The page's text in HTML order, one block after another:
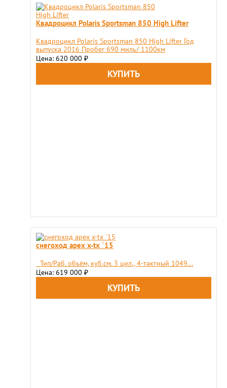
Квадроцикл Polaris Sportsman 850 High Lifter
Квадроцикл Polaris Sportsman 850 High Lifter Год
выпуска 2016 Пробег 690 миль/ 1100км
Цена: 620 000 ₽
снегоход apex x-tx `15
Тип/Раб. объём, куб.см. 3 цил., 4-тактный 1049...
Цена: 619 000 ₽